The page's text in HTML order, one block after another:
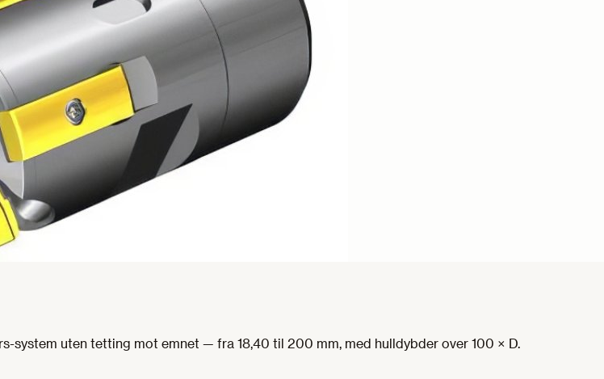
system uten tetting mot emnet — fra 18,40 til 200 mm, med hulldybder over 100 × D.